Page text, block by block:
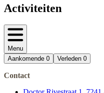
Activiteiten
Menu
Aankomende 0 Verleden 0
Contact